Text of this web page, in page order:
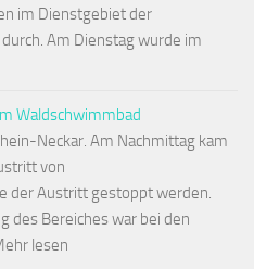
im Dienstgebiet der
Am Dienstag wurde im
Waldschwimmbad
Neckar. Am Nachmittag kam
von
der Austritt gestoppt werden.
des Bereiches war bei den
lesen